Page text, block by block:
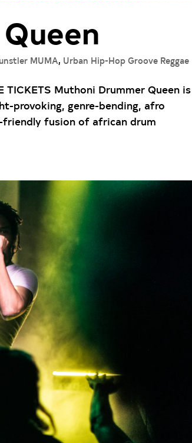
MUMA, Urban Hip-Hop Groove Reggae
TICKETS Muthoni Drummer Queen is
provoking, genre-bending, afro
friendly fusion of african drum